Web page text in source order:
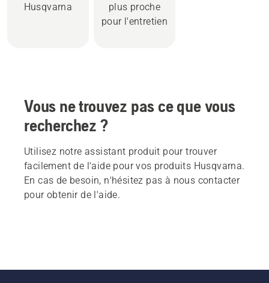
Husqvarna
plus proche
pour l'entretien
Vous ne trouvez pas ce que vous
recherchez ?
Utilisez notre assistant produit pour trouver
facilement de l'aide pour vos produits Husqvarna.
En cas de besoin, n'hésitez pas à nous contacter
pour obtenir de l'aide.